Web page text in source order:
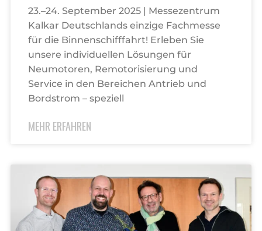
23.–24. September 2025 | Messezentrum
Kalkar Deutschlands einzige Fachmesse
für die Binnenschifffahrt! Erleben Sie
unsere individuellen Lösungen für
Neumotoren, Remotorisierung und
Service in den Bereichen Antrieb und
Bordstrom – speziell
MEHR ERFAHREN